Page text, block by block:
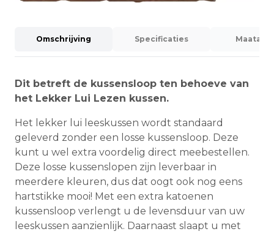
Omschrijving Specificaties
Dit betreft de kussensloop ten behoeve van
het Lekker Lui Lezen kussen.
Het lekker lui leeskussen wordt standaard
geleverd zonder een losse kussensloop. Deze
kunt u wel extra voordelig direct meebestellen.
Deze losse kussenslopen zijn leverbaar in
meerdere kleuren, dus dat oogt ook nog eens
hartstikke mooi! Met een extra katoenen
kussensloop verlengt u de levensduur van uw
leeskussen aanzienlijk. Daarnaast slaapt u met